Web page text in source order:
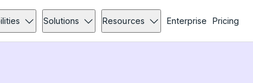
Solutions Resources Enterprise Pricing